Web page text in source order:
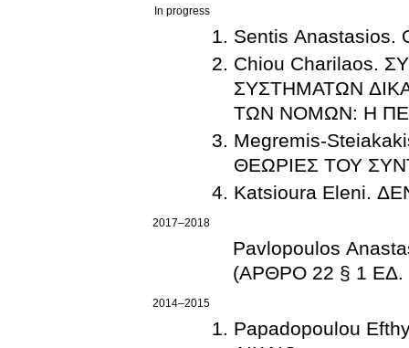
In progress
Sentis
Chiou Charilaos.
ΣΥΣΤΗΜΑΤΩΝ
ΤΩΝ ΝΟΜΩΝ: Η
Megremis-
ΘΕΩΡΙΕΣ ΤΟΥ
Katsioura Eleni.
2017–2018
Pavlopoulos
(ΑΡΘΡΟ 22 § 1 ΕΔ.
2014–2015
Papadopoulou